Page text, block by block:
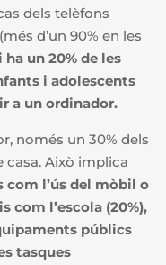
dels telèfons
d’un 90% en les
ha un 20% de les
i adolescents
a un ordinador.
només un 30% dels
casa. Això implica
com l’ús del mòbil o
com l’escola (20%),
públics
tasques